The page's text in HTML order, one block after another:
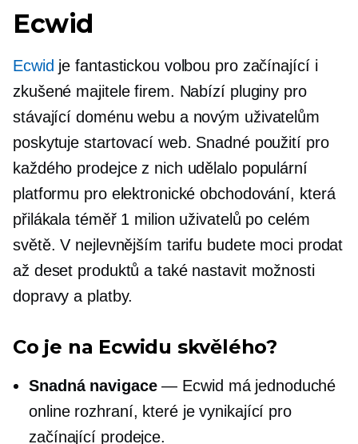
Ecwid
Ecwid je fantastickou volbou pro začínající i
zkušené majitele firem. Nabízí pluginy pro
stávající doménu webu a novým uživatelům
poskytuje startovací web. Snadné použití pro
každého prodejce z nich udělalo populární
platformu pro elektronické obchodování, která
přilákala téměř 1 milion uživatelů po celém
světě. V nejlevnějším tarifu budete moci prodat
až deset produktů a také nastavit možnosti
dopravy a platby.
Co je na Ecwidu skvělého?
Snadná navigace— Ecwid má jednoduché
online rozhraní, které je vynikající pro
začínající prodejce.